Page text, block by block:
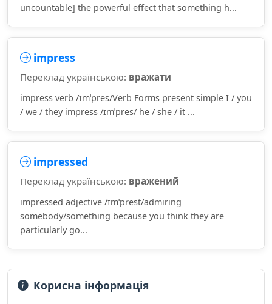
uncountable] the powerful effect that something h...
impress
Переклад українською: вражати
impress verb /ɪmˈpres/Verb Forms present simple I / you
/ we / they impress /ɪmˈpres/ he / she / it ...
impressed
Переклад українською: вражений
impressed adjective /ɪmˈprest/admiring
somebody/something because you think they are
particularly go...
Корисна інформація